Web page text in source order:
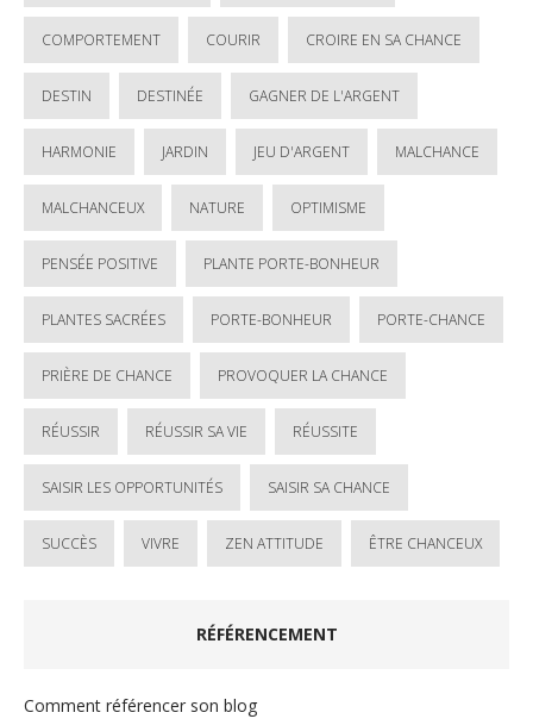
COMPORTEMENT COURIR CROIRE EN SA CHANCE
DESTIN DESTINÉE GAGNER DE L'ARGENT
HARMONIE JARDIN JEU D'ARGENT MALCHANCE
MALCHANCEUX NATURE OPTIMISME
PENSÉE POSITIVE PLANTE PORTE-BONHEUR
PLANTES SACRÉES PORTE-BONHEUR PORTE-CHANCE
PRIÈRE DE CHANCE PROVOQUER LA CHANCE
RÉUSSIR RÉUSSIR SA VIE RÉUSSITE
SAISIR LES OPPORTUNITÉS SAISIR SA CHANCE
SUCCÈS VIVRE ZEN ATTITUDE ÊTRE CHANCEUX
RÉFÉRENCEMENT
Comment référencer son blog